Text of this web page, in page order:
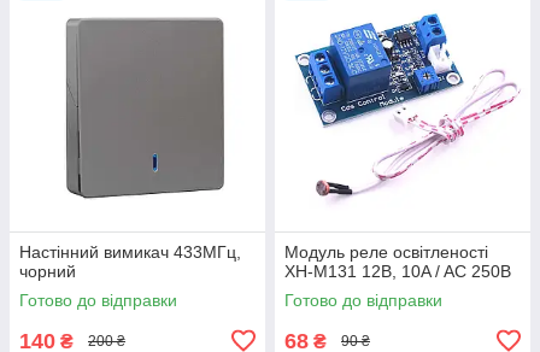
Настінний вимикач 433МГц,
чорний
Готово до відправки
140 ₴ 200 ₴
Модуль реле освітленості
XH-M131 12В, 10A / AC 250В
Готово до відправки
68 ₴ 90 ₴